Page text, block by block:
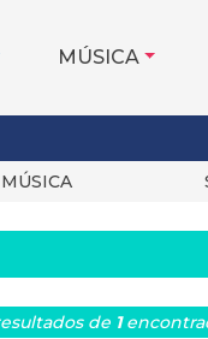
MÚSICA
MÚSICA
de 1